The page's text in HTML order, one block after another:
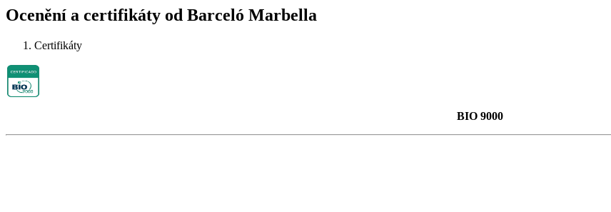
Ocenění a certifikáty od Barceló Marbella
Certifikáty
BIO 9000